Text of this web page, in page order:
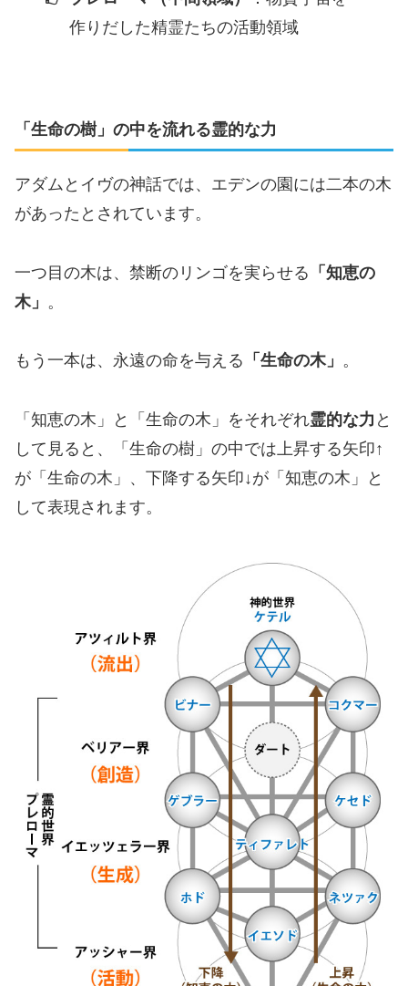
作りだした精霊たちの活動領域
「生命の樹」の中を流れる霊的な力
アダムとイヴの神話では、エデンの園には二本の木
があったとされています。
一つ目の木は、禁断のリンゴを実らせる 「知恵の
木」 。
もう一本は、永遠の命を与える 「生命の木」 。
「知恵の木」と「生命の木」をそれぞれ霊的な力 と
して見ると、「生命の樹」の中では上昇する矢印↑
が「生命の木」、下降する矢印↓が「知恵の木」と
して表現されます。